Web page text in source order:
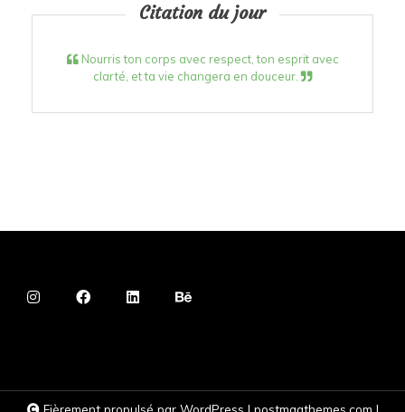
Citation du jour
Nourris ton corps avec respect, ton esprit avec
clarté, et ta vie changera en douceur.